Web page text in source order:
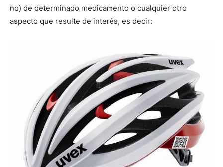
no) de determinado medicamento o cualquier otro
aspecto que resulte de interés, es decir: